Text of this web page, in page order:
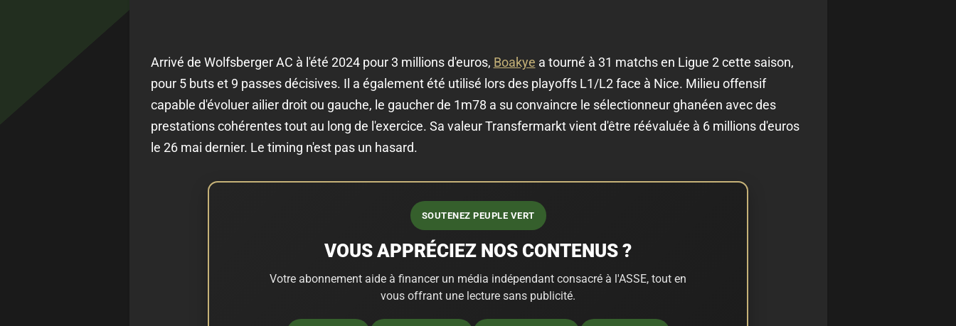
Arrivé de Wolfsberger AC à l'été 2024 pour 3 millions d'euros, Boakye a tourné à 31 matchs en Ligue 2 cette saison,
pour 5 buts et 9 passes décisives. Il a également été utilisé lors des playoffs L1/L2 face à Nice. Milieu offensif
capable d'évoluer ailier droit ou gauche, le gaucher de 1m78 a su convaincre le sélectionneur ghanéen avec des
prestations cohérentes tout au long de l'exercice. Sa valeur Transfermarkt vient d'être réévaluée à 6 millions d'euros
le 26 mai dernier. Le timing n'est pas un hasard.
SOUTENEZ PEUPLE VERT
VOUS APPRÉCIEZ NOS CONTENUS ?
Votre abonnement aide à financer un média indépendant consacré à l'ASSE, tout en
vous offrant une lecture sans publicité.